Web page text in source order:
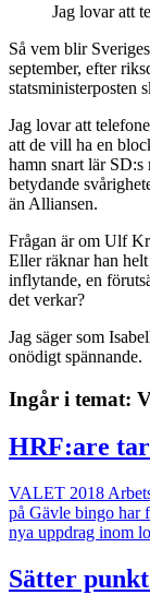
Jag lovar att
Så vem blir
september, efter
statsministerposten
Jag lovar att
att de vill ha en
hamn snart lär SD:s
betydande
än Alliansen.
Frågan är om Ulf
Eller räknar han
inflytande, en
det verkar?
Jag säger som
onödigt spännande.
Ingår i temat:
HRF:are
VALET 2018
på Gävle bingo har
nya uppdrag inom
Sätter